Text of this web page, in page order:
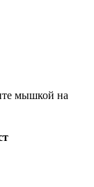
мышкой на